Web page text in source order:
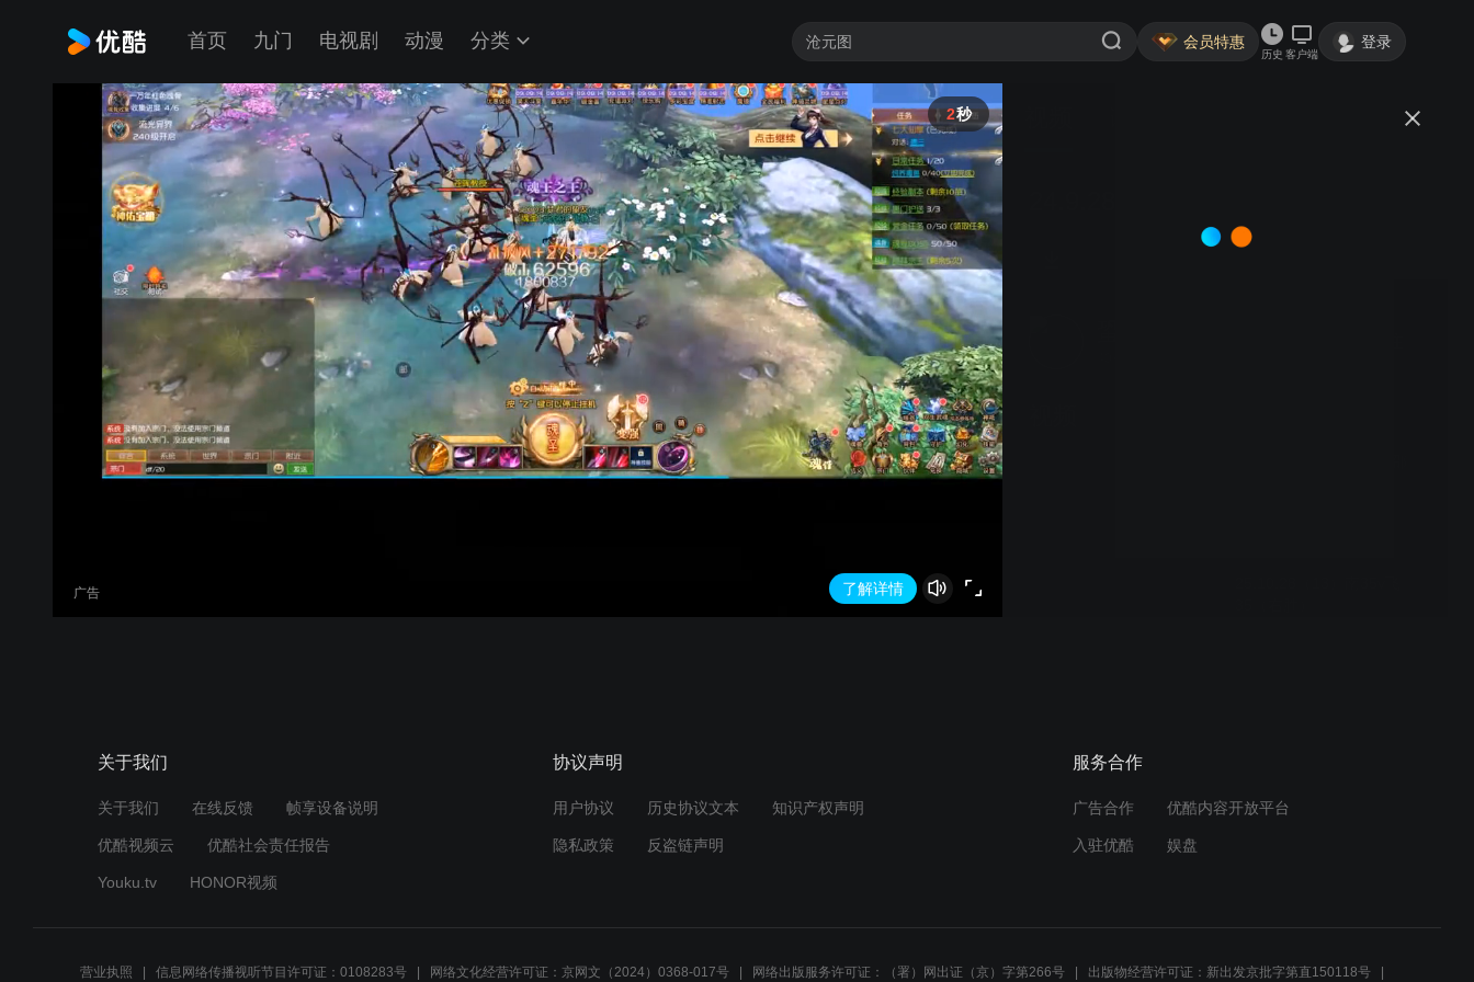
首页 九门 电视剧 动漫 分类 会员特惠
历史 客户端
登录
2秒
了解详情
广告
33（右胜）
关于我们
关于我们 在线反馈 帧享设备说明
优酷视频云 优酷社会责任报告
Youku.tv HONOR视频
协议声明
用户协议 历史协议文本 知识产权声明
隐私政策 反盗链声明
服务合作
广告合作 优酷内容开放平台
入驻优酷 娱盘
营业执照 信息网络传播视听节目许可证：0108283号 网络文化经营许可证：京网文（2024）0368-017号 网络出版服务许可证：（署）网出证（京）字第266号 出版物经营许可证：新出发京批字第直150118号